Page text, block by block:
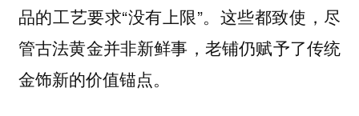
品的工艺要求“没有上限”。这些都致使，尽
管古法黄金并非新鲜事，老铺仍赋予了传统
金饰新的价值锚点。